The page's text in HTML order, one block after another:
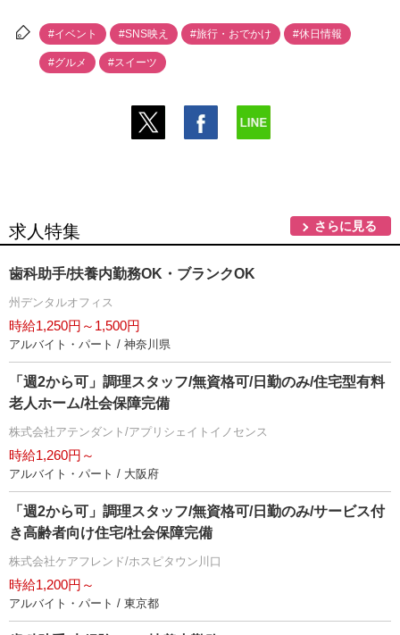
#イベント #SNS映え #旅行・おでかけ #休日情報
#グルメ #スイーツ
求人特集 さらに見る
歯科助手/扶養内勤務OK・ブランクOK
州デンタルオフィス
時給1,250円～1,500円
アルバイト・パート / 神奈川県
「週2から可」調理スタッフ/無資格可/日勤のみ/住宅型有料
老人ホーム/社会保障完備
株式会社アテンダント/アプリシェイトイノセンス
時給1,260円～
アルバイト・パート / 大阪府
「週2から可」調理スタッフ/無資格可/日勤のみ/サービス付
き高齢者向け住宅/社会保障完備
株式会社ケアフレンド/ホスピタウン川口
時給1,200円～
アルバイト・パート / 東京都